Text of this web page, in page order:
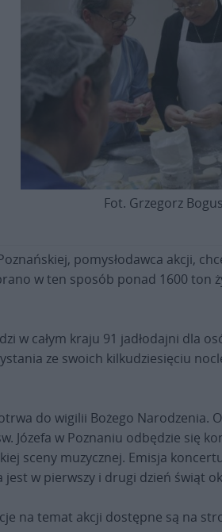
Fot. Grzegorz
pomysłodawca akcji,
w ten sposób ponad 1600 ton
w całym kraju 91 jadłodajni dla
ze swoich kilkudziesięciu
do wigilii Bożego Narodzenia.
Józefa w Poznaniu odbędzie się
sceny muzycznej. Emisja
w pierwszy i drugi dzień świąt
na temat akcji dostępne są na